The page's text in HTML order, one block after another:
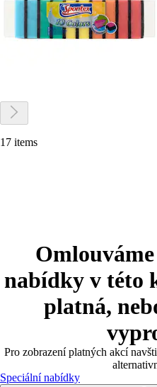
17 items
nabídky v této
platná,
Pro zobrazení platných akcí
Speciální nabídky